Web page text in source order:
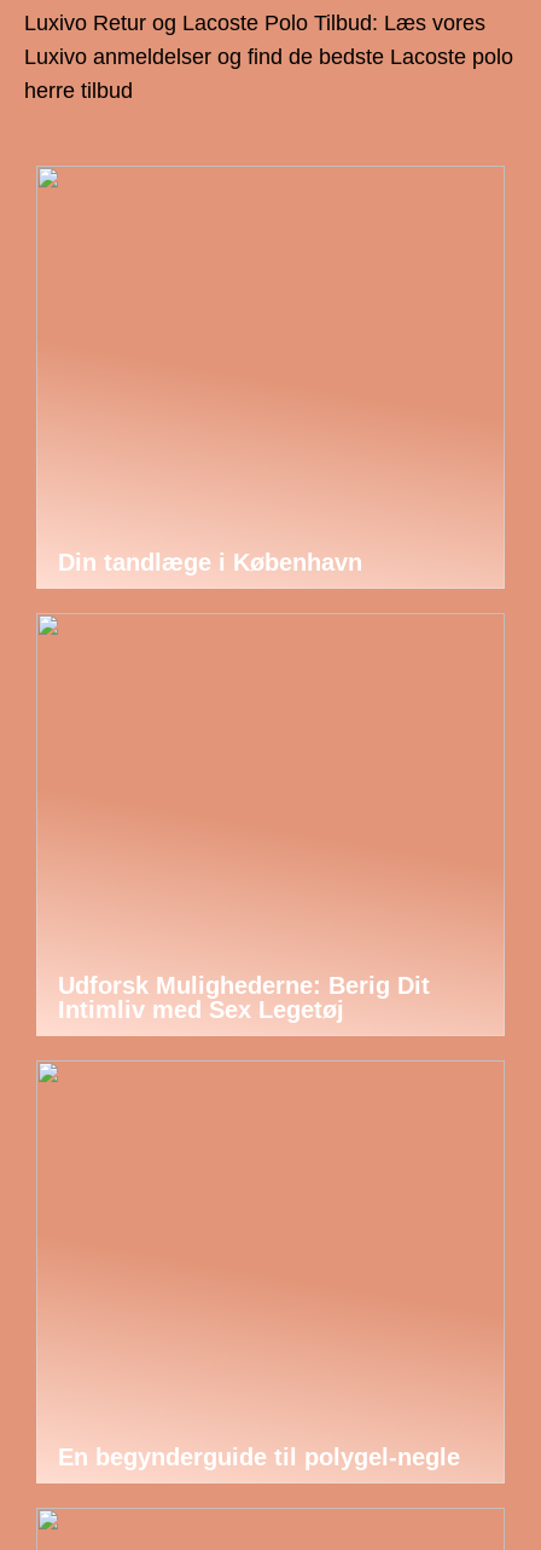
Luxivo Retur og Lacoste Polo Tilbud: Læs vores
Luxivo anmeldelser og find de bedste Lacoste polo
herre tilbud
Din tandlæge i København
Udforsk Mulighederne: Berig Dit
Intimliv med Sex Legetøj
En begynderguide til polygel-negle